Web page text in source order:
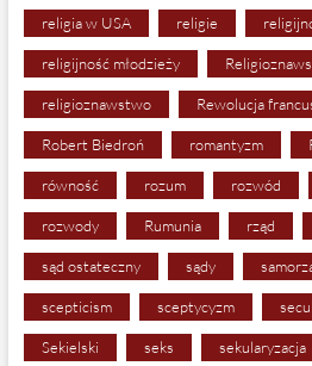
religia w USA religie
religijność młodzieży
religioznawstwo Rewolucja
Robert Biedroń romantyzm
równość rozum rozwód
rozwody Rumunia rząd
sąd ostateczny sądy
scepticism sceptycyzm
Sekielski seks sekularyzacja